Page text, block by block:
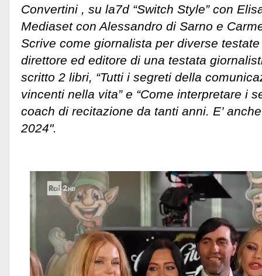
Convertini , su la7d “Switch Style” con
Mediaset con Alessandro di Sarno e
Scrive come giornalista per diverse
direttore ed editore di una testata
scritto 2 libri, “Tutti i segreti della
vincenti nella vita” e “Come interpretare i
coach di recitazione da tanti anni. E’
2024".